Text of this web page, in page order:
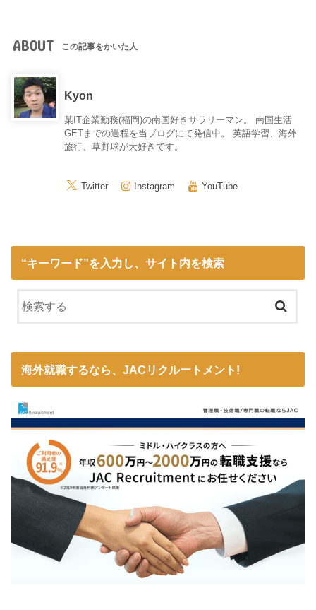
ABOUT この記事をかいた人
Kyon
某IT企業勤務(福岡)の南国好きサラリーマン。 南国生活
GETまでの過程を当ブログにて発信中。 英語学習、海外
旅行、草野球が大好きです。
Twitter Instagram YouTube
“キーワード”を入力し、サイト内を検索
海外就職するなら、JACリクルートメント!